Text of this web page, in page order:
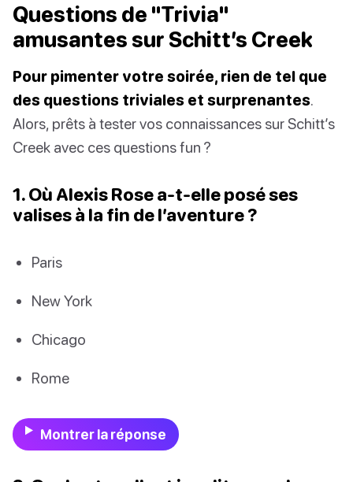
Questions de "Trivia"
amusantes sur Schitt’s Creek
Pour pimenter votre soirée, rien de tel que
des questions triviales et surprenantes.
Alors, prêts à tester vos connaissances sur Schitt’s
Creek avec ces questions fun ?
1. Où Alexis Rose a-t-elle posé ses
valises à la fin de l’aventure ?
Paris
New York
Chicago
Rome
Montrer la réponse